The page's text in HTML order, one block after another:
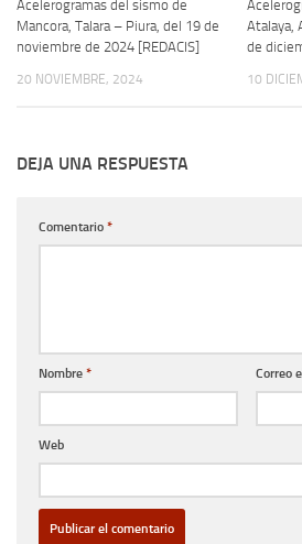
Acelerogramas del sismo de
Mancora, Talara – Piura, del 19 de
noviembre de 2024 [REDACIS]
20 NOVIEMBRE, 2024
Atalaya,
de
10
DEJA UNA RESPUESTA
Comentario *
Nombre * Correo
Web